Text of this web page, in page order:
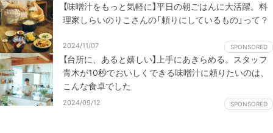
【味噌汁をもっと気軽に】平日の朝ごはんに大活躍。料
理家しらいのりこさんの「頼りにしているもの」って？
2024/11/07 SPONSORED
【台所に、あると嬉しい】上手にあきらめる。スタッフ
青木が10秒でおいしくできる味噌汁に頼りたいのは、
こんな食卓でした
2024/09/12 SPONSORED